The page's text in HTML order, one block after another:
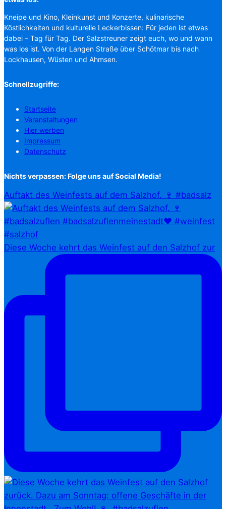
Kneipe und Kino, Kleinkunst und Konzerte, kulinarische
Köstlichkeiten und kulturelle Leckerbissen: Für jeden ist etwas
dabei – Tag für Tag. Der Salzstreuner zeigt euch, wo und wann
was los ist. Von der Langen Straße über Schötmar bis nach
Lockhausen, Wüsten und Ahmsen.
Schnellzugriffe:
Startseite
Veranstaltungen
Hier werben
Impressum
Datenschutz
Nichts verpassen: Folge uns auf Social Media!
Auftakt des Weinfests auf dem Salzhof. 🍷 #badsalz
Diese Woche kehrt das Weinfest auf den Salzhof zur